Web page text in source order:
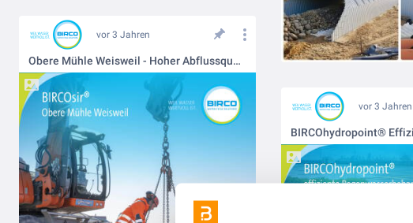
vor 3 Jahren
Obere Mühle Weisweil - Hoher Abflussquerschnitt bei niedriger Einbautiefe
vor 3 Jahren